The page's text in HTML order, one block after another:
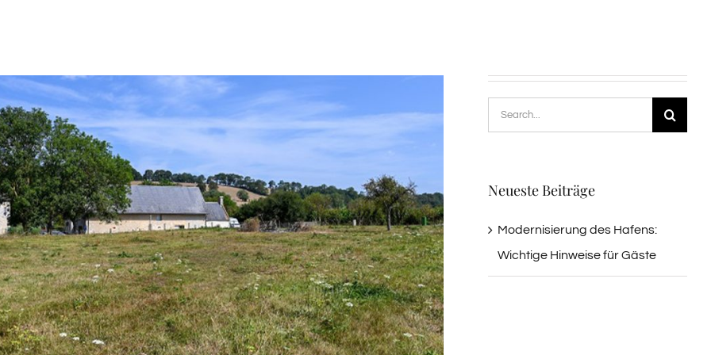
Suche
nach:
Neueste Beiträge
Modernisierung des Hafens:
Wichtige Hinweise für Gäste